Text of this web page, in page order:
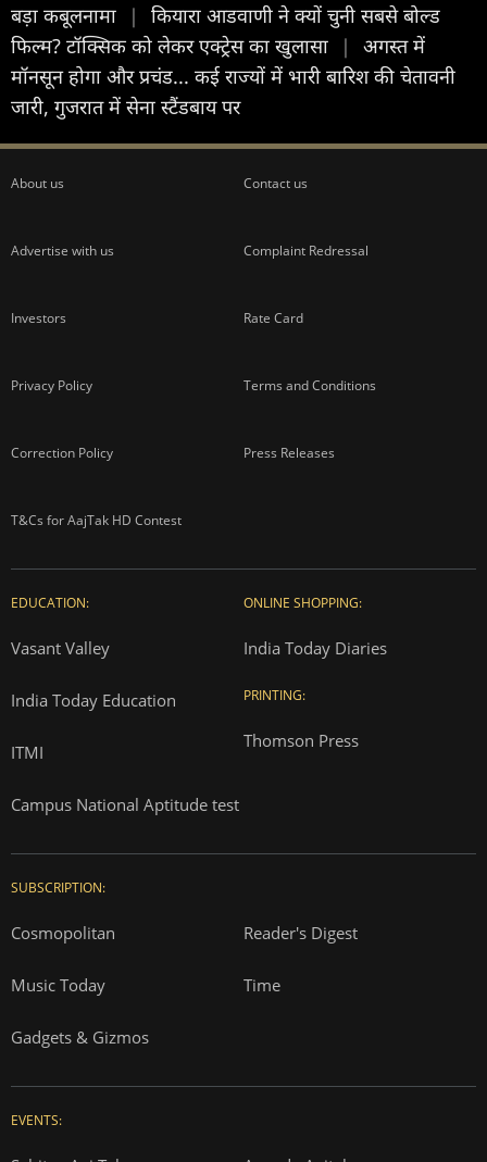
बड़ा कबूलनामा
|
कियारा आडवाणी ने क्यों चुनी सबसे बोल्ड
फिल्म? टॉक्सिक को लेकर एक्ट्रेस का खुलासा
|
अगस्त में
मॉनसून होगा और प्रचंड... कई राज्यों में भारी बारिश की चेतावनी
जारी, गुजरात में सेना स्टैंडबाय पर
About us Contact us
Advertise with us Complaint Redressal
Investors Rate Card
Privacy Policy Terms and Conditions
Correction Policy Press Releases
T&Cs for AajTak HD Contest
EDUCATION:
Vasant Valley
India Today Education
ITMI
Campus National Aptitude test
ONLINE SHOPPING:
India Today Diaries
PRINTING:
Thomson Press
SUBSCRIPTION:
Cosmopolitan Reader's Digest
Music Today Time
Gadgets & Gizmos
EVENTS: